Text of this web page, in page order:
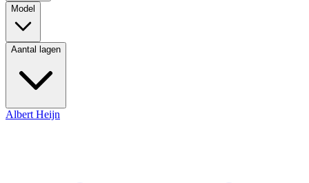
Model
Aantal lagen
Albert Heijn